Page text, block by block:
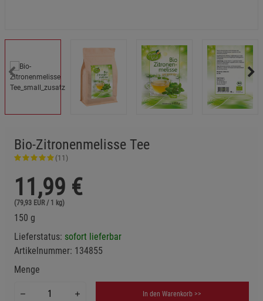
Bio-Zitronenmelisse Tee
(11)
11,99 €
(79,93 EUR / 1 kg)
150 g
Lieferstatus: sofort lieferbar
Artikelnummer: 134855
Menge
In den Warenkorb >>